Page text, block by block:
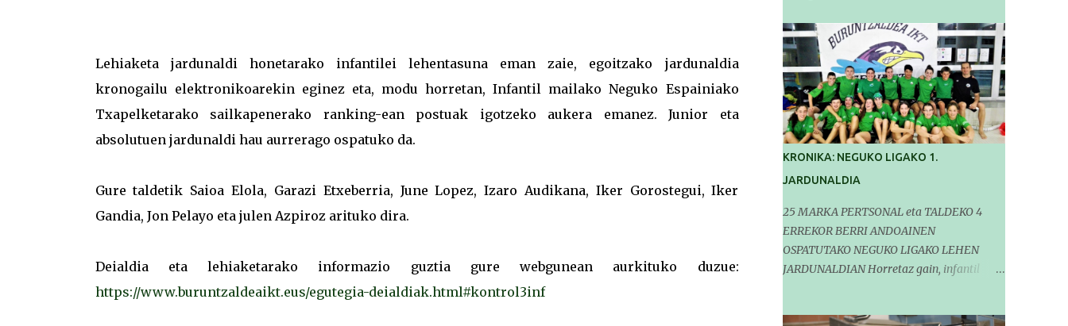
Lehiaketa jardunaldi honetarako infantilei lehentasuna eman zaie, egoitzako jardunaldia
kronogailu elektronikoarekin eginez eta, modu horretan, Infantil mailako Neguko Espainiako
Txapelketarako sailkapenerako ranking-ean postuak igotzeko aukera emanez. Junior eta
absolutuen jardunaldi hau aurrerago ospatuko da.
Gure taldetik Saioa Elola, Garazi Etxeberria, June Lopez, Izaro Audikana, Iker Gorostegui, Iker
Gandia, Jon Pelayo eta julen Azpiroz arituko dira.
Deialdia eta lehiaketarako informazio guztia gure webgunean aurkituko duzue:
https://www.buruntzaldeaikt.eus/egutegia-deialdiak.html#kontrol3inf
KRONIKA: NEGUKO LIGAKO 1.
JARDUNALDIA
25 MARKA PERTSONAL eta TALDEKO 4
ERREKOR BERRI ANDOAINEN
OSPATUTAKO NEGUKO LIGAKO LEHEN
JARDUNALDIAN Horretaz gain, infantil